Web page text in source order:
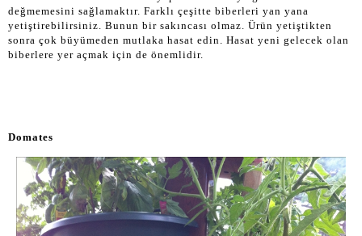
değmemesini sağlamaktır. Farklı çeşitte biberleri yan yana
yetiştirebilirsiniz. Bunun bir sakıncası olmaz. Ürün yetiştikten
sonra çok büyümeden mutlaka hasat edin. Hasat yeni gelecek olan
biberlere yer açmak için de önemlidir.
Domates